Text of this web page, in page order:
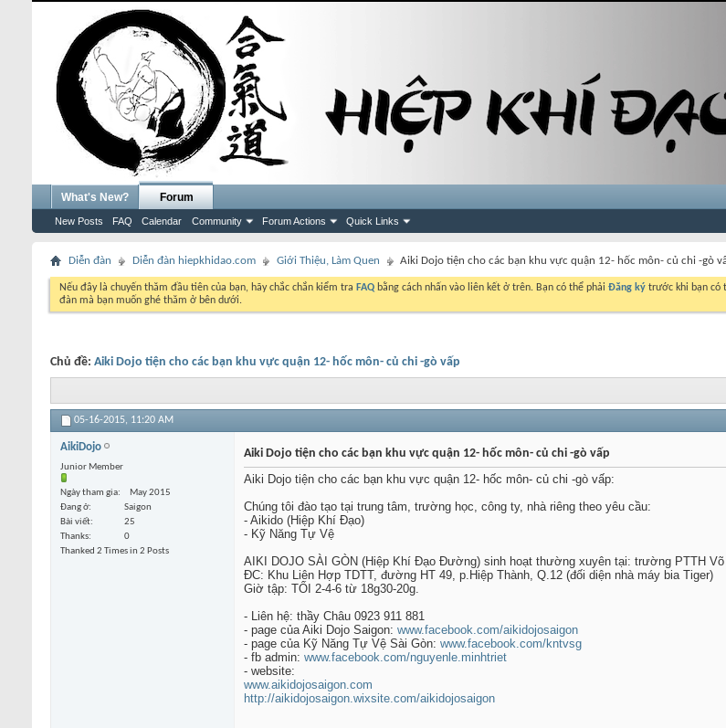
What's New? Forum
New Posts FAQ Calendar Community Forum Actions Quick Links
Diễn đàn Diễn đàn hiepkhidao.com Giới Thiệu, Làm Quen Aiki Dojo tiện cho các bạn khu vực quận 12- hốc môn- củ chi -gò
Nếu đây là chuyến thăm đầu tiên của bạn, hãy chắc chắn kiểm tra FAQ bằng cách nhấn vào liên kết ở trên. Bạn có thể phải Đăng ký trước khi bạn có
đàn mà bạn muốn ghé thăm ở bên dưới.
Chủ đề: Aiki Dojo tiện cho các bạn khu vực quận 12- hốc môn- củ chi -gò vấp
05-16-2015, 11:20 AM
AikiDojo
Junior Member
Ngày tham gia
May 2015
Đang ở
Saigon
Bài viết
25
Thanks
0
Thanked 2 Times in 2 Posts
Aiki Dojo tiện cho các bạn khu vực quận 12- hốc môn- củ chi -gò vấp
Aiki Dojo tiện cho các bạn khu vực quận 12- hốc môn- củ chi -gò vấp:
Chúng tôi đào tạo tại trung tâm, trường học, công ty, nhà riêng theo yêu cầu:
- Aikido (Hiệp Khí Đạo)
- Kỹ Năng Tự Vệ
AIKI DOJO SÀI GÒN (Hiệp Khí Đạo Đường) sinh hoạt thường xuyên tại: trường PTTH
ĐC: Khu Liên Hợp TDTT, đường HT 49, p.Hiệp Thành, Q.12 (đối diện nhà máy bia Tiger)
Giờ tập: TỐI 2-4-6 từ 18g30-20g.
- Liên hệ: thầy Châu 0923 911 881
- page của Aiki Dojo Saigon: www.facebook.com/aikidojosaigon
- page của Kỹ Năng Tự Vệ Sài Gòn: www.facebook.com/kntvsg
- fb admin: www.facebook.com/nguyenle.minhtriet
- website:
www.aikidojosaigon.com
http://aikidojosaigon.wixsite.com/aikidojosaigon